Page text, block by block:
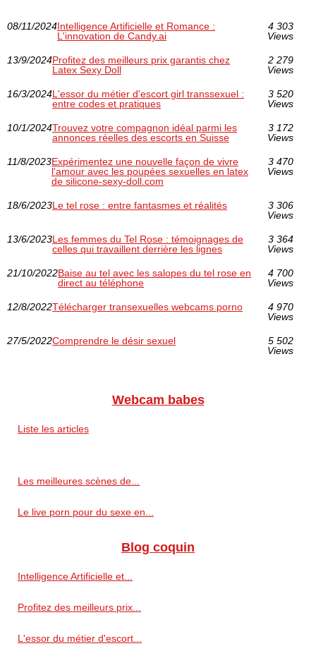
08/11/2024Intelligence Artificielle et Romance :
L'innovation de Candy.ai
4 303
Views
13/9/2024Profitez des meilleurs prix garantis chez
Latex Sexy Doll
2 279
Views
16/3/2024L'essor du métier d'escort girl transsexuel :
entre codes et pratiques
3 520
Views
10/1/2024Trouvez votre compagnon idéal parmi les
annonces réelles des escorts en Suisse
3 172
Views
11/8/2023Expérimentez une nouvelle façon de vivre
l'amour avec les poupées sexuelles en latex
de silicone-sexy-doll.com
3 470
Views
18/6/2023Le tel rose : entre fantasmes et réalités
3 306
Views
13/6/2023Les femmes du Tel Rose : témoignages de
celles qui travaillent derrière les lignes
3 364
Views
21/10/2022Baise au tel avec les salopes du tel rose en
direct au téléphone
4 700
Views
12/8/2022Télécharger transexuelles webcams porno
4 970
Views
27/5/2022Comprendre le désir sexuel
5 502
Views
Webcam babes
Liste les articles
Les meilleures scènes de...
Le live porn pour du sexe en...
Blog coquin
Intelligence Artificielle et...
Profitez des meilleurs prix...
L'essor du métier d'escort...